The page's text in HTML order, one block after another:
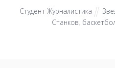
Студент Журналистика
Станков